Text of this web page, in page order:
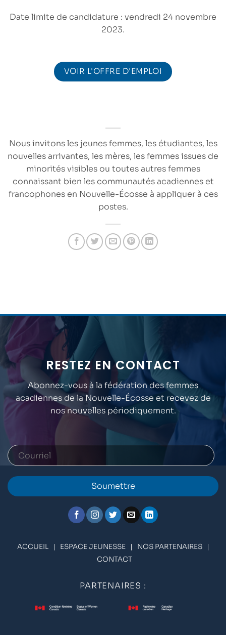
Date limite de candidature : vendredi 24 novembre
2023.
VOIR L'OFFRE D'EMPLOI
Nous invitons les jeunes femmes, les étudiantes, les
nouvelles arrivantes, les mères, les femmes issues de
minorités visibles ou toutes autres femmes
connaissant bien les communautés acadiennes et
francophones en Nouvelle-Écosse à appliquer à ces
postes.
RESTEZ EN CONTACT
Abonnez-vous à la fédération des femmes
acadiennes de la Nouvelle-Écosse et recevez de
nos nouvelles périodiquement.
Soumettre
ACCUEIL| ESPACE JEUNESSE| NOS PARTENAIRES|
CONTACT
PARTENAIRES :